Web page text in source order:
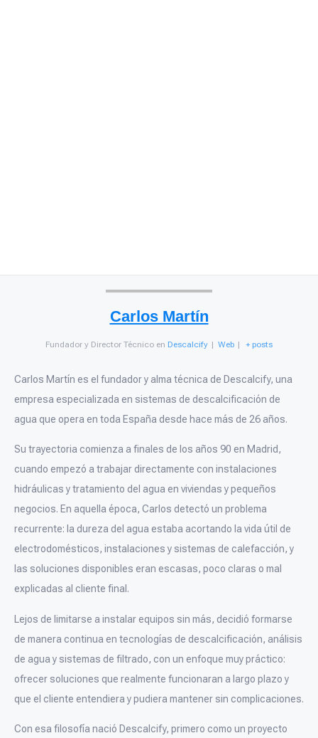
Carlos Martín
Fundador y Director Técnico en Descalcify | Web | + posts
Carlos Martín es el fundador y alma técnica de Descalcify, una
empresa especializada en sistemas de descalcificación de
agua que opera en toda España desde hace más de 26 años.
Su trayectoria comienza a finales de los años 90 en Madrid,
cuando empezó a trabajar directamente con instalaciones
hidráulicas y tratamiento del agua en viviendas y pequeños
negocios. En aquella época, Carlos detectó un problema
recurrente: la dureza del agua estaba acortando la vida útil de
electrodomésticos, instalaciones y sistemas de calefacción, y
las soluciones disponibles eran escasas, poco claras o mal
explicadas al cliente final.
Lejos de limitarse a instalar equipos sin más, decidió formarse
de manera continua en tecnologías de descalcificación, análisis
de agua y sistemas de filtrado, con un enfoque muy práctico:
ofrecer soluciones que realmente funcionaran a largo plazo y
que el cliente entendiera y pudiera mantener sin complicaciones.
Con esa filosofía nació Descalcify, primero como un proyecto